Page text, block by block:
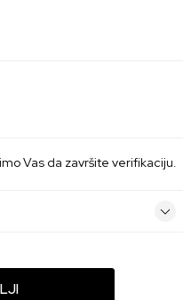
Vas da završite verifikaciju.